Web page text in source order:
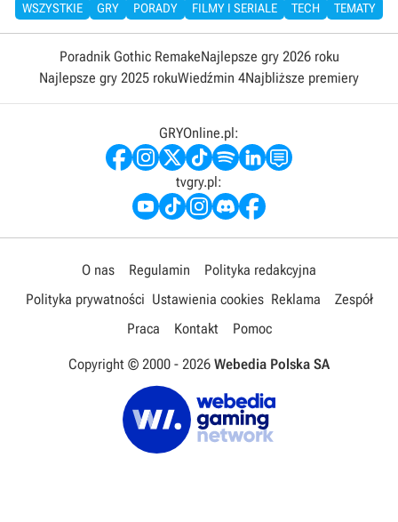
WSZYSTKIE GRY PORADY FILMY I SERIALE TECH TEMATY
Poradnik Gothic RemakeNajlepsze gry 2026 roku
Najlepsze gry 2025 rokuWiedźmin 4Najbliższe premiery
GRYOnline.pl:
tvgry.pl:
O nas Regulamin
Polityka redakcyjna
Polityka prywatności Ustawienia cookies Reklama
Zespół
Praca
Kontakt Pomoc
Copyright © 2000 - 2026 Webedia Polska SA